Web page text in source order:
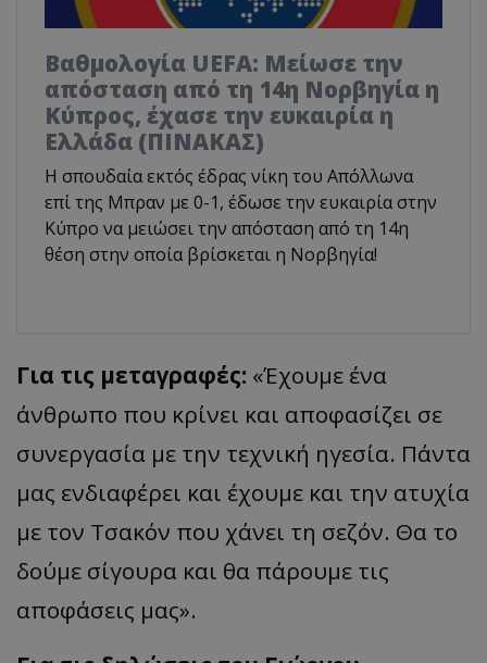
Βαθμολογία UEFA: Μείωσε την
απόσταση από τη 14η Νορβηγία η
Κύπρος, έχασε την ευκαιρία η
Ελλάδα (ΠΙΝΑΚΑΣ)
Η σπουδαία εκτός έδρας νίκη του Απόλλωνα
επί της Μπραν με 0-1, έδωσε την ευκαιρία στην
Κύπρο να μειώσει την απόσταση από τη 14η
θέση στην οποία βρίσκεται η Νορβηγία!
Για τις μεταγραφές: «Έχουμε ένα
άνθρωπο που κρίνει και αποφασίζει σε
συνεργασία με την τεχνική ηγεσία. Πάντα
μας ενδιαφέρει και έχουμε και την ατυχία
με τον Τσακόν που χάνει τη σεζόν. Θα το
δούμε σίγουρα και θα πάρουμε τις
αποφάσεις μας».